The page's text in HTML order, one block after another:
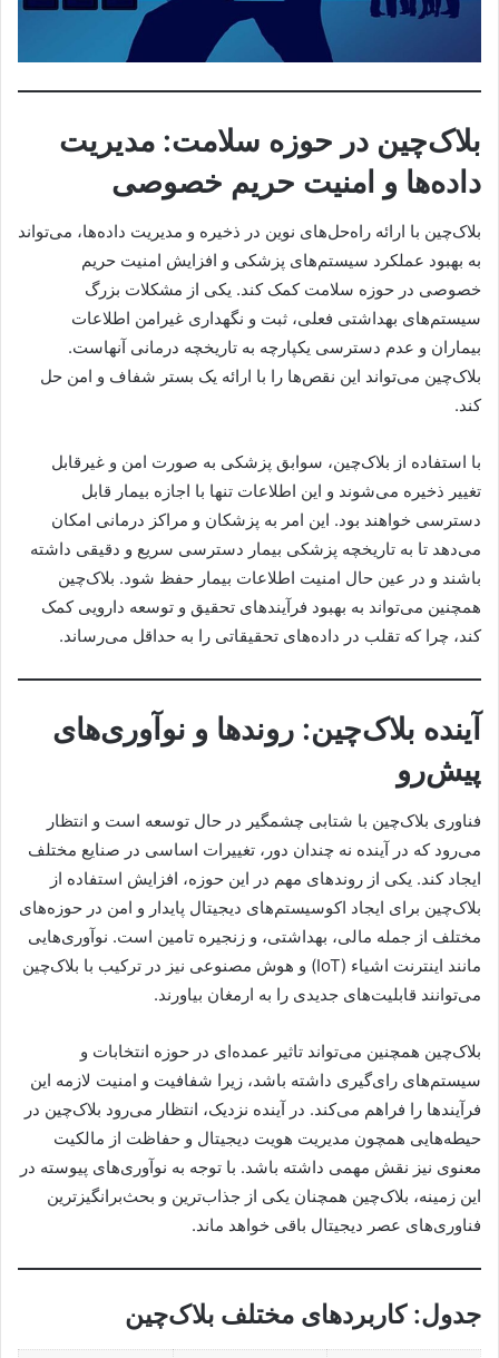
بلاک‌چین در حوزه سلامت: مدیریت
داده‌ها و امنیت حریم خصوصی
بلاک‌چین با ارائه راه‌حل‌های نوین در ذخیره و مدیریت داده‌ها، می‌تواند
به بهبود عملکرد سیستم‌های پزشکی و افزایش امنیت حریم
خصوصی در حوزه سلامت کمک کند. یکی از مشکلات بزرگ
سیستم‌های بهداشتی فعلی، ثبت و نگهداری غیرامن اطلاعات
بیماران و عدم دسترسی یکپارچه به تاریخچه درمانی آنهاست.
بلاک‌چین می‌تواند این نقص‌ها را با ارائه یک بستر شفاف و امن حل
کند.
با استفاده از بلاک‌چین، سوابق پزشکی به صورت امن و غیرقابل
تغییر ذخیره می‌شوند و این اطلاعات تنها با اجازه بیمار قابل
دسترسی خواهند بود. این امر به پزشکان و مراکز درمانی امکان
می‌دهد تا به تاریخچه پزشکی بیمار دسترسی سریع و دقیقی داشته
باشند و در عین حال امنیت اطلاعات بیمار حفظ شود. بلاک‌چین
همچنین می‌تواند به بهبود فرآیندهای تحقیق و توسعه دارویی کمک
کند، چرا که تقلب در داده‌های تحقیقاتی را به حداقل می‌رساند.
آینده بلاک‌چین: روندها و نوآوری‌های
پیش‌رو
فناوری بلاک‌چین با شتابی چشمگیر در حال توسعه است و انتظار
می‌رود که در آینده نه چندان دور، تغییرات اساسی در صنایع مختلف
ایجاد کند. یکی از روندهای مهم در این حوزه، افزایش استفاده از
بلاک‌چین برای ایجاد اکوسیستم‌های دیجیتال پایدار و امن در حوزه‌های
مختلف از جمله مالی، بهداشتی، و زنجیره تامین است. نوآوری‌هایی
مانند اینترنت اشیاء (IoT) و هوش مصنوعی نیز در ترکیب با بلاک‌چین
می‌توانند قابلیت‌های جدیدی را به ارمغان بیاورند.
بلاک‌چین همچنین می‌تواند تاثیر عمده‌ای در حوزه انتخابات و
سیستم‌های رای‌گیری داشته باشد، زیرا شفافیت و امنیت لازمه این
فرآیندها را فراهم می‌کند. در آینده نزدیک، انتظار می‌رود بلاک‌چین در
حیطه‌هایی همچون مدیریت هویت دیجیتال و حفاظت از مالکیت
معنوی نیز نقش مهمی داشته باشد. با توجه به نوآوری‌های پیوسته در
این زمینه، بلاک‌چین همچنان یکی از جذاب‌ترین و بحث‌برانگیزترین
فناوری‌های عصر دیجیتال باقی خواهد ماند.
جدول: کاربردهای مختلف بلاک‌چین